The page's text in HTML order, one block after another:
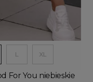
L XL
For You niebieskie